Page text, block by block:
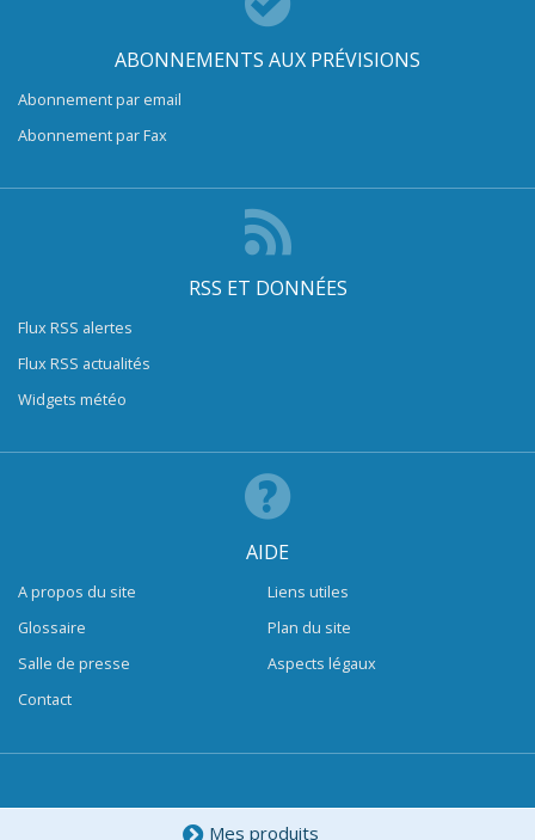
ABONNEMENTS AUX PRÉVISIONS
Abonnement par email
Abonnement par Fax
RSS ET DONNÉES
Flux RSS alertes
Flux RSS actualités
Widgets météo
AIDE
A propos du site
Glossaire
Salle de presse
Contact
Liens utiles
Plan du site
Aspects légaux
Mes produits